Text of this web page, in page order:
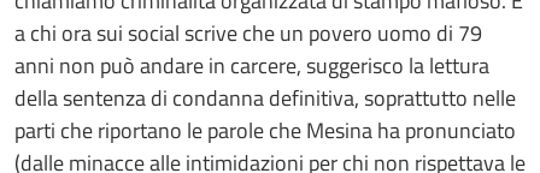
a chi ora sui social scrive che un povero uomo di 79
anni non può andare in carcere, suggerisco la lettura
della sentenza di condanna definitiva, soprattutto nelle
parti che riportano le parole che Mesina ha pronunciato
(dalle minacce alle intimidazioni per chi non rispettava le